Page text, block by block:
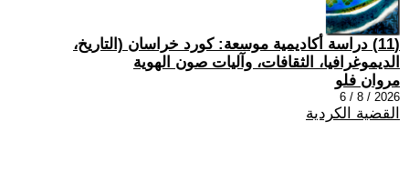
(11) دراسة أكاديمية موسعة: كورد خراسان (التاريخ،
الديموغرافيا، الثقافات، وآليات صون الهوية
مروان فلو
2026 / 8 / 6
القضية الكردية